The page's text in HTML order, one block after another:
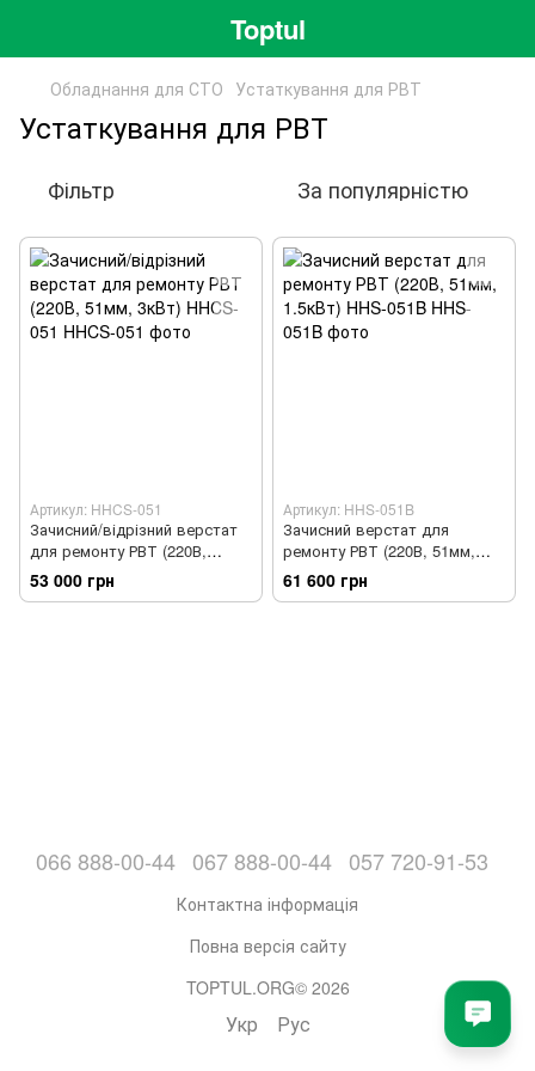
Toptul
Обладнання для СТО Устаткування для РВТ
Устаткування для РВТ
Фільтр За популярністю
Артикул: HHCS-051
Зачисний/відрізний верстат
для ремонту РВТ (220В,
51мм, 3кВт) HHCS-051
53 000 грн
Артикул: HHS-051B
Зачисний верстат для
ремонту РВТ (220В, 51мм,
1.5кВт) HHS-051B
61 600 грн
066 888-00-44 067 888-00-44 057 720-91-53
Контактна інформація
Повна версія сайту
TOPTUL.ORG© 2026
Укр Рус